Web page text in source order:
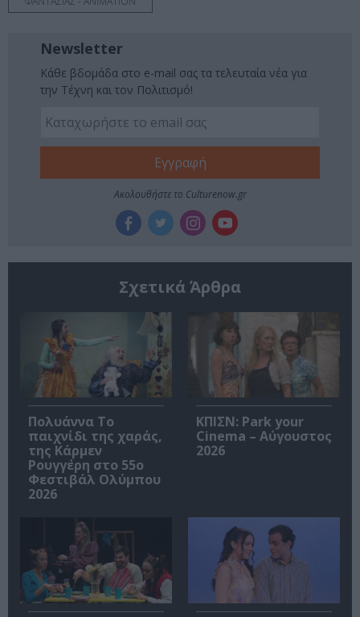
Newsletter
Κάθε βδομάδα στο e-mail σας τα τελευταία νέα για
την Τέχνη και τον Πολιτισμό!
Ακολουθήστε το Culturenow.gr
Σχετικά Άρθρα
Πολυάννα Το
παιχνίδι της χαράς,
της Κάρμεν
Ρουγγέρη στο 55ο
Φεστιβάλ Ολύμπου
2026
ΚΠΙΣΝ: Park your
Cinema – Αύγουστος
2026